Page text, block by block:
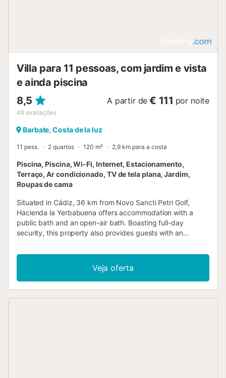
Villa para 11 pessoas, com jardim e vista
e ainda piscina
8,5
48 avaliações
A partir de € 111 por noite
Barbate, Costa de la luz
11 pess. 2 quartos 120 m² 2,9 km para a costa
Piscina, Piscina, Wi-Fi, Internet, Estacionamento,
Terraço, Ar condicionado, TV de tela plana, Jardim,
Roupas de cama
Situated in Cádiz, 36 km from Novo Sancti Petri Golf,
Hacienda la Yerbabuena offers accommodation with a
public bath and an open-air bath. Boasting full-day
security, this property also provides guests with an
Veja oferta